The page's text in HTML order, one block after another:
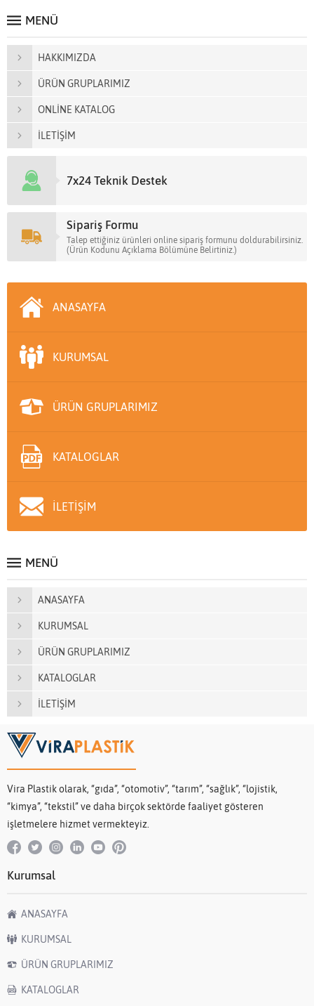
MENÜ
HAKKIMIZDA
ÜRÜN GRUPLARIMIZ
ONLİNE KATALOG
İLETİŞİM
7x24 Teknik Destek
Sipariş Formu
Talep ettiğiniz ürünleri online sipariş formunu doldurabilirsiniz.
(Ürün Kodunu Açıklama Bölümüne Belirtiniz.)
ANASAYFA
KURUMSAL
ÜRÜN GRUPLARIMIZ
KATALOGLAR
İLETİŞİM
MENÜ
ANASAYFA
KURUMSAL
ÜRÜN GRUPLARIMIZ
KATALOGLAR
İLETİŞİM
Vira Plastik olarak, “gıda”, “otomotiv”, “tarım”, “sağlık”, “lojistik,
“kimya”, “tekstil” ve daha birçok sektörde faaliyet gösteren
işletmelere hizmet vermekteyiz.
Kurumsal
ANASAYFA
KURUMSAL
ÜRÜN GRUPLARIMIZ
KATALOGLAR